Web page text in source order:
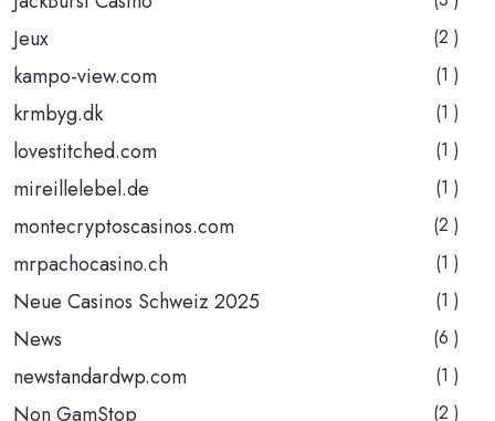
Jeux (2 )
kampo-view.com (1 )
krmbyg.dk (1 )
lovestitched.com (1 )
mireillelebel.de (1 )
montecryptoscasinos.com (2 )
mrpachocasino.ch (1 )
Neue Casinos Schweiz 2025 (1 )
News (6 )
newstandardwp.com (1 )
Non GamStop (2 )